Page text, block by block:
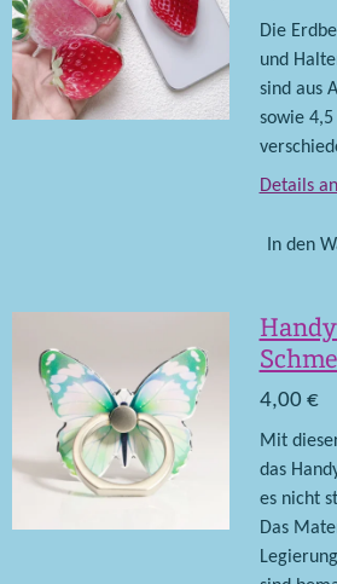
Die
und
sind aus
sowie
Details
In den
4,00 €
Mit
das
es nicht
Das